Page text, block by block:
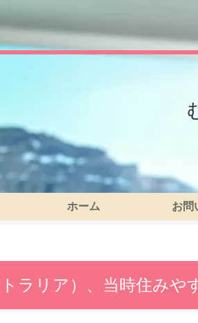
ホーム お問
ラリア）、当時住みや